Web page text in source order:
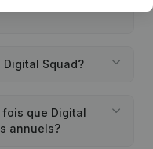
Squad?
que Digital
annuels?